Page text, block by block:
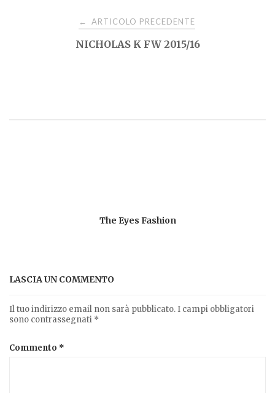
Navigazione
← ARTICOLO PRECEDENTE
NICHOLAS K FW 2015/16
The Eyes Fashion
LASCIA UN COMMENTO
Il tuo indirizzo email non sarà pubblicato. I campi obbligatori
sono contrassegnati *
Commento *